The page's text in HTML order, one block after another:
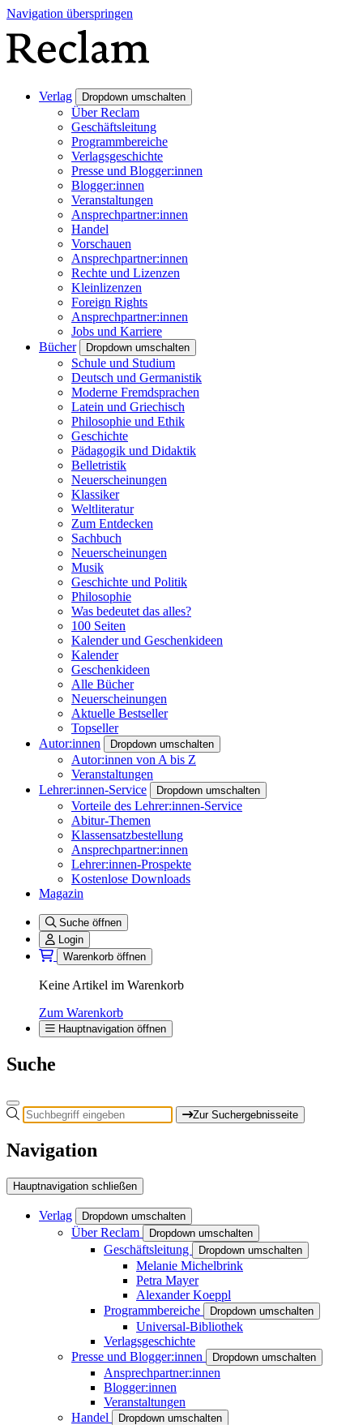
Navigation überspringen
Verlag Dropdown umschalten
Über Reclam
Geschäftsleitung
Programmbereiche
Verlagsgeschichte
Presse und Blogger:innen
Blogger:innen
Veranstaltungen
Ansprechpartner:innen
Handel
Vorschauen
Ansprechpartner:innen
Rechte und Lizenzen
Kleinlizenzen
Foreign Rights
Ansprechpartner:innen
Jobs und Karriere
Bücher
Dropdown umschalten
Schule und Studium
Deutsch und Germanistik
Moderne Fremdsprachen
Latein und Griechisch
Philosophie und Ethik
Geschichte
Pädagogik und Didaktik
Belletristik
Neuerscheinungen
Klassiker
Weltliteratur
Zum Entdecken
Sachbuch
Neuerscheinungen
Musik
Geschichte und Politik
Philosophie
Was bedeutet das alles?
100 Seiten
Kalender und Geschenkideen
Kalender
Geschenkideen
Alle Bücher
Neuerscheinungen
Aktuelle Bestseller
Topseller
Autor:innen
Dropdown umschalten
Autor:innen von A bis Z
Veranstaltungen
Lehrer:innen-Service
Dropdown umschalten
Vorteile des Lehrer:innen-Service
Abitur-Themen
Klassensatzbestellung
Ansprechpartner:innen
Lehrer:innen-Prospekte
Kostenlose Downloads
Magazin
Suche öffnen
Login
Warenkorb öffnen
Keine Artikel im Warenkorb
Zum Warenkorb
Hauptnavigation öffnen
Suche
Zur Suchergebnisseite
Navigation
Hauptnavigation schließen
Verlag Dropdown umschalten
Über Reclam Dropdown umschalten
Geschäftsleitung Dropdown umschalten
Melanie Michelbrink
Petra Mayer
Alexander Koeppl
Programmbereiche
Dropdown umschalten
Universal-Bibliothek
Verlagsgeschichte
Presse und Blogger:innen
Dropdown umschalten
Ansprechpartner:innen
Blogger:innen
Veranstaltungen
Handel
Dropdown umschalten